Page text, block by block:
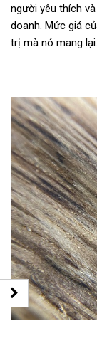
người yêu thích
doanh. Mức giá
trị mà nó mang lại.